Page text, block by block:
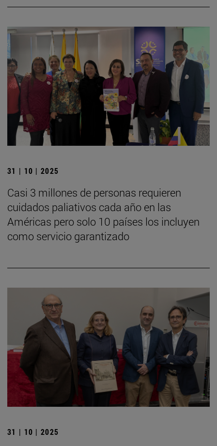
31 | 10 | 2025
Casi 3 millones de personas requieren
cuidados paliativos cada año en las
Américas pero solo 10 países los incluyen
como servicio garantizado
31 | 10 | 2025